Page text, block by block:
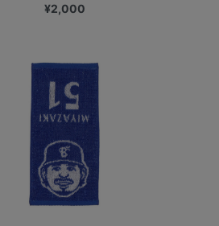
¥2,000